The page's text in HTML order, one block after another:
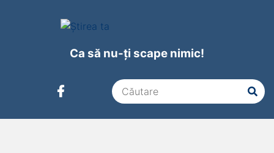
Ca să nu-ți scape nimic!